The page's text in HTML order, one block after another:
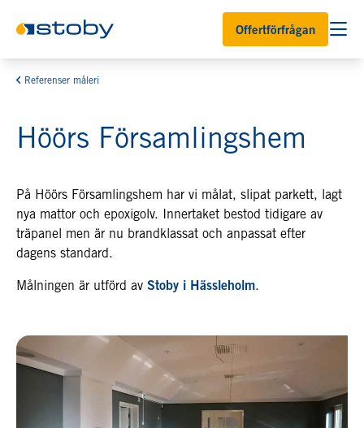
Offertförfrågan
Referenser måleri
Höörs Församlingshem
På Höörs Församlingshem har vi målat, slipat parkett, lagt
nya mattor och epoxigolv. Innertaket bestod tidigare av
träpanel men är nu brandklassat och anpassat efter
dagens standard.
Målningen är utförd av Stoby i Hässleholm.